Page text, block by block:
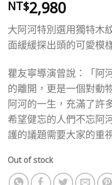
NT$2,980
大阿河特別選用獨特木
面緩緩探出頭的可愛模
瞿友寧導演曾說：「阿
的離開，更是一個對動
阿河的一生，充滿了許
希望健忘的人們不忘阿
護的議題需要大家的重
Out of stock